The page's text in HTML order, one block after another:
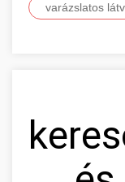
varázslatos